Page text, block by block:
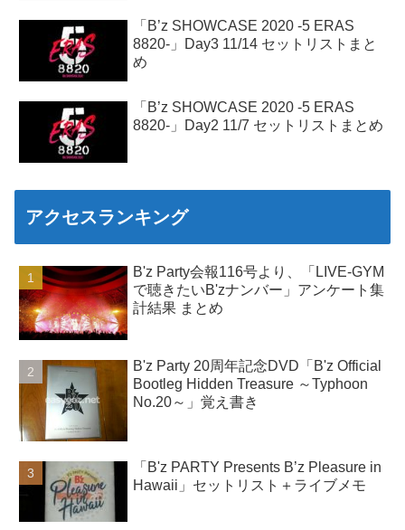
「B’z SHOWCASE 2020 -5 ERAS
8820-」Day3 11/14 セットリストまと
め
「B’z SHOWCASE 2020 -5 ERAS
8820-」Day2 11/7 セットリストまとめ
アクセスランキング
B'z Party会報116号より、「LIVE-GYM
で聴きたいB'zナンバー」アンケート集
計結果 まとめ
B'z Party 20周年記念DVD「B'z Official
Bootleg Hidden Treasure ～Typhoon
No.20～」覚え書き
「B'z PARTY Presents B’z Pleasure in
Hawaii」セットリスト＋ライブメモ